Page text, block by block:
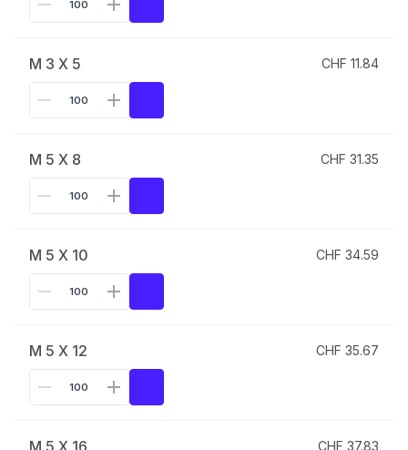
M 3 X 5 CHF 11.84
M 5 X 8 CHF 31.35
M 5 X 10 CHF 34.59
M 5 X 12 CHF 35.67
M 5 X 16 CHF 37.83